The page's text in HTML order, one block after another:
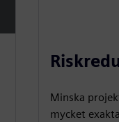
Minska
mycket